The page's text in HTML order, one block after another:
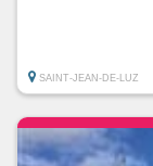
SAINT-JEAN-DE-LUZ